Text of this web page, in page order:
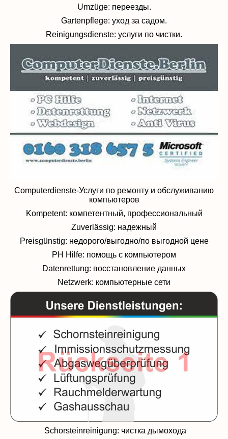
Umzüge: переезды.
Gartenpflege: уход за садом.
Reinigungsdienste: услуги по чистки.
Computerdienste-Услуги по ремонту и обслуживанию
компьютеров
Kompetent: компетентный, профессиональный
Zuverlässig: надежный
Preisgünstig: недорого/выгодно/по выгодной цене
PH Hilfe: помощь с компьютером
Datenrettung: восстановление данных
Netzwerk: компьютерные сети
Schorsteinreinigung: чистка дымохода